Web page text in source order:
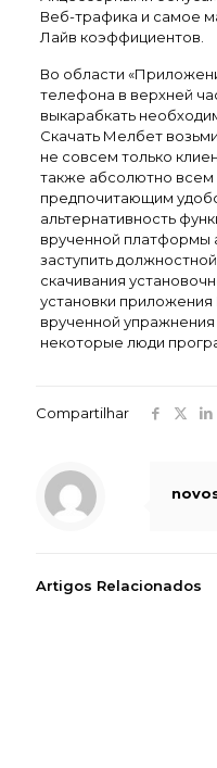
Веб-трафика и самое
Лайв коэффициентов.
Во области
телефона в верхней
выкарабкать
Скачать Мелбет
не совсем только
также абсолютно всем
предпочитающим
альтернативность
врученной платформы
заступить
скачивания
установки
врученной
некоторые люди
Compartilhar
Artigos Relacionados